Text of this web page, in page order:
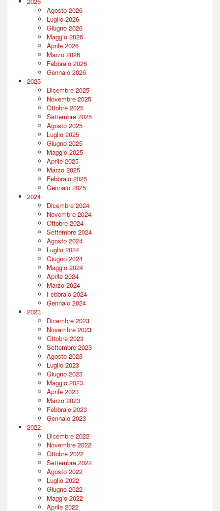
Agosto 2026
Luglio 2026
Giugno 2026
Maggio 2026
Aprile 2026
Marzo 2026
Febbraio 2026
Gennaio 2026
2025
Dicembre 2025
Novembre 2025
Ottobre 2025
Settembre 2025
Agosto 2025
Luglio 2025
Giugno 2025
Maggio 2025
Aprile 2025
Marzo 2025
Febbraio 2025
Gennaio 2025
2024
Dicembre 2024
Novembre 2024
Ottobre 2024
Settembre 2024
Agosto 2024
Luglio 2024
Giugno 2024
Maggio 2024
Aprile 2024
Marzo 2024
Febbraio 2024
Gennaio 2024
2023
Dicembre 2023
Novembre 2023
Ottobre 2023
Settembre 2023
Agosto 2023
Luglio 2023
Giugno 2023
Maggio 2023
Aprile 2023
Marzo 2023
Febbraio 2023
Gennaio 2023
2022
Dicembre 2022
Novembre 2022
Ottobre 2022
Settembre 2022
Agosto 2022
Luglio 2022
Giugno 2022
Maggio 2022
Aprile 2022